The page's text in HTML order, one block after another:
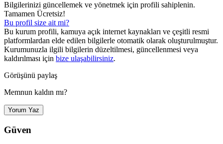
Bilgilerinizi güncellemek ve yönetmek için profili sahiplenin.
Tamamen Ücretsiz!
Bu profil size ait mi?
Bu kurum profili, kamuya açık internet kaynakları ve çeşitli resmi
platformlardan elde edilen bilgilerle otomatik olarak oluşturulmuştur.
Kurumunuzla ilgili bilgilerin düzeltilmesi, güncellenmesi veya
kaldırılması için bize ulaşabilirsiniz.
Görüşünü paylaş
Memnun kaldın mı?
Yorum Yaz
Güven